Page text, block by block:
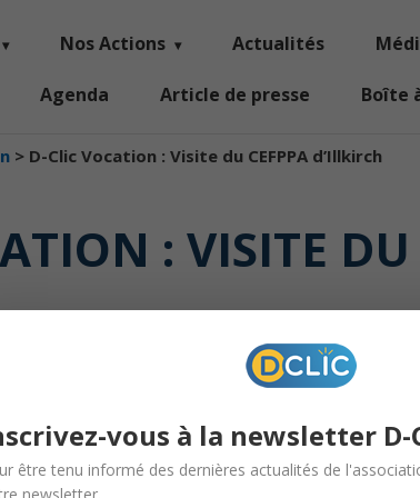
Nos Actions Actualités
Agenda Article de presse Boîte
> D-Clic Vocation : Visite du CEFPPA d’Illkirch
: VISITE DU
vous à la newsletter D-
être tenu informé des dernières actualités de
newsletter.